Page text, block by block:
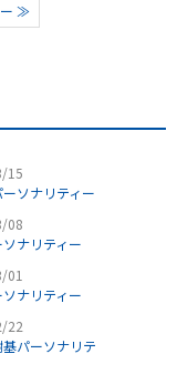
ー ≫
15
ソナリティー
08
ナリティー
01
ナリティー
22
パーソナリテ